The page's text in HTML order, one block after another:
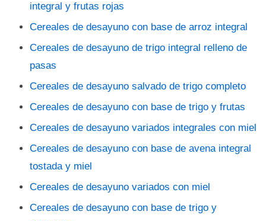
integral y frutas rojas
Cereales de desayuno con base de arroz integral
Cereales de desayuno de trigo integral relleno de
pasas
Cereales de desayuno salvado de trigo completo
Cereales de desayuno con base de trigo y frutas
Cereales de desayuno variados integrales con miel
Cereales de desayuno con base de avena integral
tostada y miel
Cereales de desayuno variados con miel
Cereales de desayuno con base de trigo y